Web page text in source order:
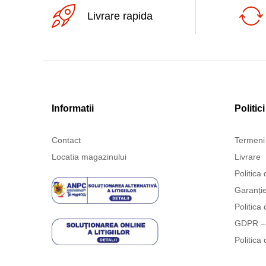
Livrare rapida
Informatii
Contact
Locatia magazinului
Politici
Livrare
Politica
Garanție
Politica
GDPR
Politica